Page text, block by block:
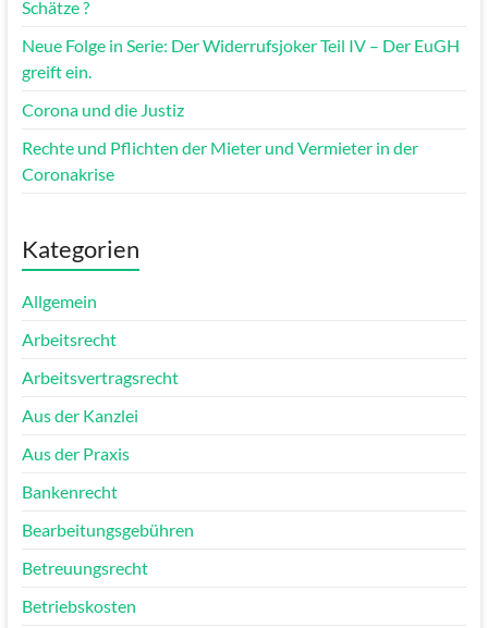
Schätze ?
Neue Folge in Serie: Der Widerrufsjoker Teil IV – Der EuGH
greift ein.
Corona und die Justiz
Rechte und Pflichten der Mieter und Vermieter in der
Coronakrise
Kategorien
Allgemein
Arbeitsrecht
Arbeitsvertragsrecht
Aus der Kanzlei
Aus der Praxis
Bankenrecht
Bearbeitungsgebühren
Betreuungsrecht
Betriebskosten